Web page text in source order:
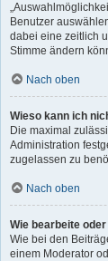
Benutzer
dabei eine zeitlich
Stimme ändern
Nach oben
Wieso kann ich
Die maximal
Administration
zugelassen zu
Nach oben
Wie bearbeite
Wie bei den
einem Moderator